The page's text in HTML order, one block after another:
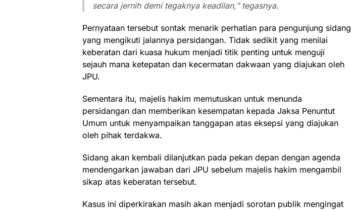
secara jernih demi tegaknya keadilan,” tegasnya.
Pernyataan tersebut sontak menarik perhatian para pengunjung sidang
yang mengikuti jalannya persidangan. Tidak sedikit yang menilai
keberatan dari kuasa hukum menjadi titik penting untuk menguji
sejauh mana ketepatan dan kecermatan dakwaan yang diajukan oleh
JPU.
Sementara itu, majelis hakim memutuskan untuk menunda
persidangan dan memberikan kesempatan kepada Jaksa Penuntut
Umum untuk menyampaikan tanggapan atas eksepsi yang diajukan
oleh pihak terdakwa.
Sidang akan kembali dilanjutkan pada pekan depan dengan agenda
mendengarkan jawaban dari JPU sebelum majelis hakim mengambil
sikap atas keberatan tersebut.
Kasus ini diperkirakan masih akan menjadi sorotan publik mengingat